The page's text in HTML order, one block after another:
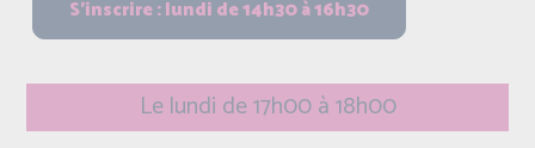
Le lundi de 17h00 à 18h00